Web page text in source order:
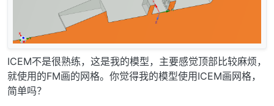
ICEM不是很熟练，这是我的模型，主要感觉顶部比较麻烦，
就使用的FM画的网格。你觉得我的模型使用ICEM画网格，
简单吗？